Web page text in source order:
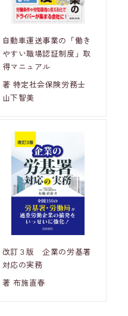
自動車運送事業の「働き
やすい職場認証制度」取
得マニュアル
著 特定社会保険労務士
山下智美
改訂３版 企業の労基署
対応の実務
著 布施直春